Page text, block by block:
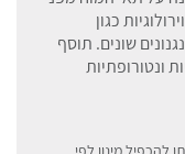
כגון
שונים. תוסף
ונטורופתיות